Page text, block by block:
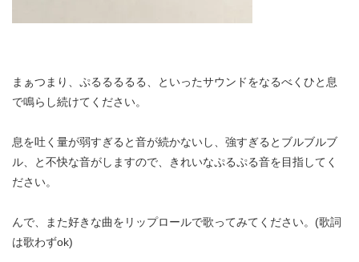
まぁつまり、ぷるるるるる、といったサウンドをなるべくひと息
で鳴らし続けてください。
息を吐く量が弱すぎると音が続かないし、強すぎるとブルブルブ
ル、と不快な音がしますので、きれいなぷるぷる音を目指してく
ださい。
んで、また好きな曲をリップロールで歌ってみてください。(歌詞
は歌わずok)